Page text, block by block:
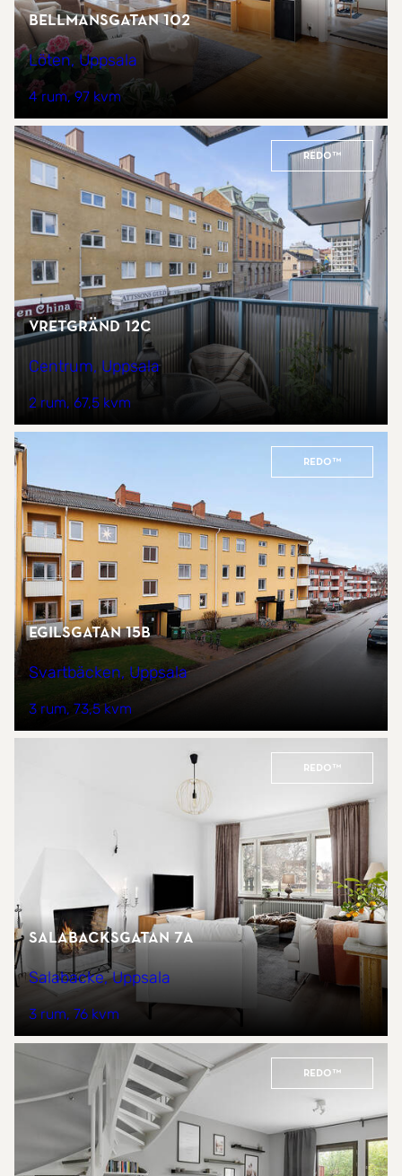
Bellmansgatan 102
Löten, Uppsala
4 rum 97 kvm
REDO™
Vretgränd 12C
Centrum, Uppsala
2 rum 67,5 kvm
REDO™
Egilsgatan 15B
Svartbäcken, Uppsala
3 rum 73,5 kvm
REDO™
Salabacksgatan 7A
Salabacke, Uppsala
3 rum 76 kvm
REDO™